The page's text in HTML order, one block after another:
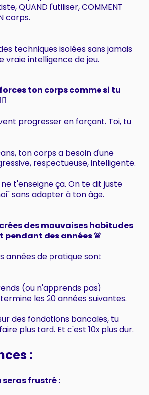
QUAND l'utiliser, COMMENT
corps.
techniques isolées sans jamais
vraie intelligence de jeu.
ton corps comme si tu
progresser en forçant. Toi, tu
ton corps a besoin d'une
respectueuse, intelligente.
t'enseigne ça. On te dit juste
sans adapter à ton âge.
des mauvaises habitudes
pendant des années 🚨
années de pratique sont
(ou n'apprends pas)
les 20 années suivantes.
des fondations bancales, tu
plus tard. Et c'est 10x plus dur.
:
seras frustré :